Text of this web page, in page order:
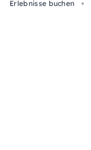
Erlebnisse buchen